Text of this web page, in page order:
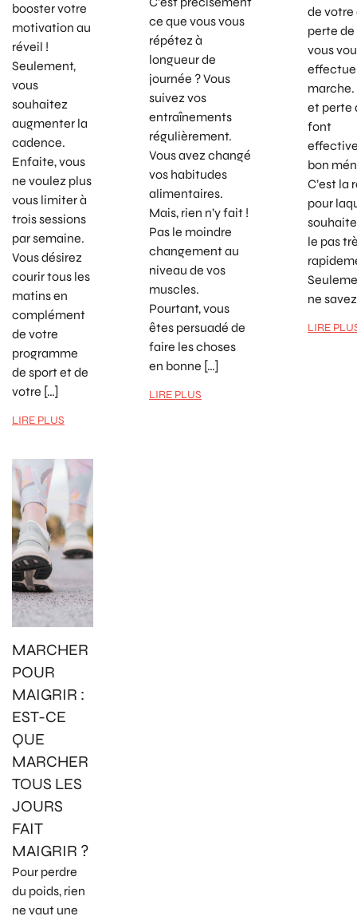
booster votre
motivation au
réveil !
Seulement,
vous
souhaitez
augmenter la
cadence.
Enfaite, vous
ne voulez plus
vous limiter à
trois sessions
par semaine.
Vous désirez
courir tous les
matins en
complément
de votre
programme
de sport et de
votre […]
LIRE PLUS
ce que vous vous
répétez à
longueur de
journée ? Vous
suivez vos
entraînements
régulièrement.
Vous avez changé
vos habitudes
alimentaires.
Mais, rien n’y fait !
Pas le moindre
changement au
niveau de vos
muscles.
Pourtant, vous
êtes persuadé de
faire les choses
en bonne […]
LIRE PLUS
de
perte de
vous
et perte
font
bon
C’est la
pour
le pas
ne
LIRE
MARCHER
POUR
MAIGRIR :
EST-CE
QUE
MARCHER
TOUS LES
JOURS
FAIT
MAIGRIR ?
Pour perdre
du poids, rien
ne vaut une